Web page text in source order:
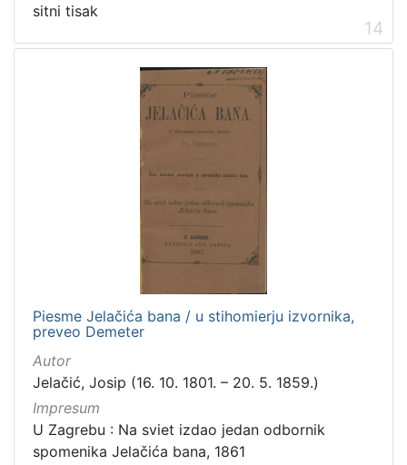
sitni tisak
14
Piesme Jelačića bana / u stihomierju izvornika,
preveo Demeter
Autor
Jelačić, Josip (16. 10. 1801. – 20. 5. 1859.)
Impresum
U Zagrebu : Na sviet izdao jedan odbornik
spomenika Jelačića bana, 1861